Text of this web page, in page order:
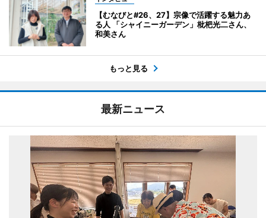
【むなびと#26、27】宗像で活躍する魅力あ
る人 「シャイニーガーデン」枇杷光二さん、
和美さん
もっと見る
最新ニュース